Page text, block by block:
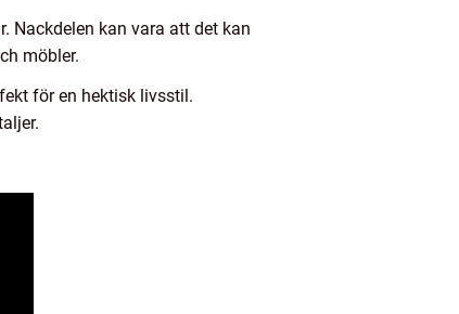
Nackdelen kan vara att det kan
möbler.
för en hektisk livsstil.